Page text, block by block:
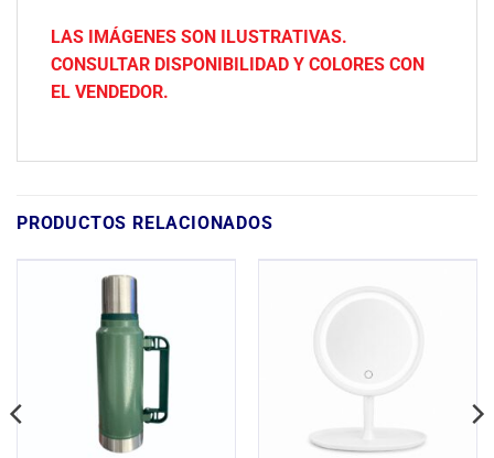
LAS IMÁGENES SON ILUSTRATIVAS.
CONSULTAR DISPONIBILIDAD Y COLORES CON
EL VENDEDOR.
PRODUCTOS RELACIONADOS